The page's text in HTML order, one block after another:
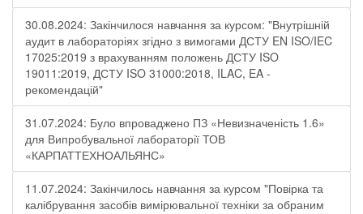
30.08.2024: Закінчилося навчання за курсом: "Внутрішній
аудит в лабораторіях згідно з вимогами ДСТУ EN ISO/IEC
17025:2019 з врахуванням положень ДСТУ ISO
19011:2019, ДСТУ ISO 31000:2018, ILAC, EA -
рекомендацій"
31.07.2024: Було впроваджено ПЗ «Невизначеність 1.6»
для Випробувальної лабораторії ТОВ
«КАРПАТТЕХНОАЛЬЯНС»
11.07.2024: Закінчилось навчання за курсом "Повірка та
калібрування засобів вимірювальної техніки за обраним